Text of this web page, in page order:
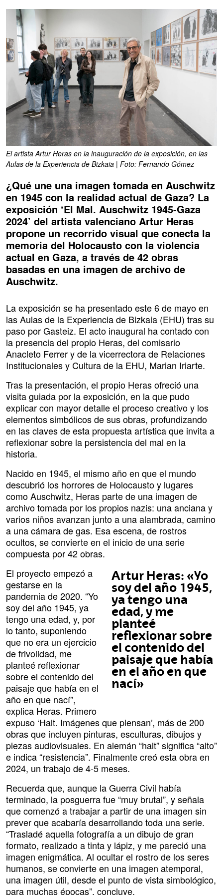
El artista Artur Heras en la inauguración de la exposición, en las
Aulas de la Experiencia de Bizkaia | Foto: Fernando Gómez
¿Qué une una imagen tomada en Auschwitz
en 1945 con la realidad actual de Gaza? La
exposición ‘El Mal. Auschwitz 1945-Gaza
2024’ del artista valenciano Artur Heras
propone un recorrido visual que conecta la
memoria del Holocausto con la violencia
actual en Gaza, a través de 42 obras
basadas en una imagen de archivo de
Auschwitz.
La exposición se ha presentado este 6 de mayo en
las Aulas de la Experiencia de Bizkaia (EHU) tras su
paso por Gasteiz. El acto inaugural ha contado con
la presencia del propio Heras, del comisario
Anacleto Ferrer y de la vicerrectora de Relaciones
Institucionales y Cultura de la EHU, Marian Iriarte.
Tras la presentación, el propio Heras ofreció una
visita guiada por la exposición, en la que pudo
explicar con mayor detalle el proceso creativo y los
elementos simbólicos de sus obras, profundizando
en las claves de esta propuesta artística que invita a
reflexionar sobre la persistencia del mal en la
historia.
Nacido en 1945, el mismo año en que el mundo
descubrió los horrores de Holocausto y lugares
como Auschwitz, Heras parte de una imagen de
archivo tomada por los propios nazis: una anciana y
varios niños avanzan junto a una alambrada, camino
a una cámara de gas. Esa escena, de rostros
ocultos, se convierte en el inicio de una serie
compuesta por 42 obras.
Artur Heras: «Yo
soy del año 1945,
ya tengo una
edad, y me
planteé
reflexionar sobre
el contenido del
paisaje que había
en el año en que
nací»
El proyecto empezó a
gestarse en la
pandemia de 2020. “Yo
soy del año 1945, ya
tengo una edad, y, por
lo tanto, suponiendo
que no era un ejercicio
de frivolidad, me
planteé reflexionar
sobre el contenido del
paisaje que había en el
año en que nací”,
explica Heras. Primero
expuso ‘Halt. Imágenes que piensan’, más de 200
obras que incluyen pinturas, esculturas, dibujos y
piezas audiovisuales. En alemán “halt” significa “alto”
e indica “resistencia”. Finalmente creó esta obra en
2024, un trabajo de 4-5 meses.
Recuerda que, aunque la Guerra Civil había
terminado, la posguerra fue “muy brutal”, y señala
que comenzó a trabajar a partir de una imagen sin
prever que acabaría desarrollando toda una serie.
“Trasladé aquella fotografía a un dibujo de gran
formato, realizado a tinta y lápiz, y me pareció una
imagen enigmática. Al ocultar el rostro de los seres
humanos, se convierte en una imagen atemporal,
una imagen útil, desde el punto de vista simbológico,
para muchas épocas”, concluye.